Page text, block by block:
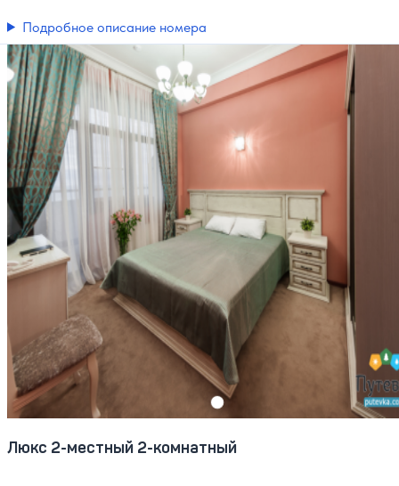
Подробное описание номера
Люкс 2-местный 2-комнатный